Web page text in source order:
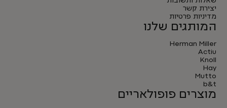
יצירת קשר
מדיניות פרטיות
המותגים שלנו
Herman Miller
Actiu
Knoll
Hay
Mutto
b&t
מוצרים פופולאריים